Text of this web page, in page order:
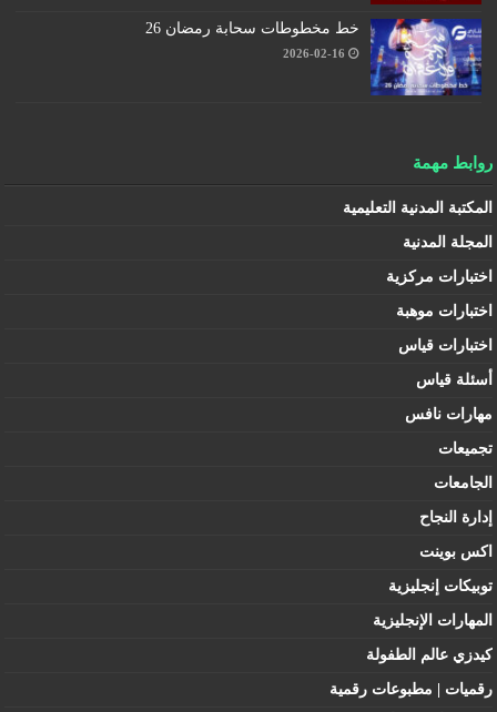
خط مخطوطات سحابة رمضان 26
2026-02-16
روابط مهمة
المكتبة المدنية التعليمية
المجلة المدنية
اختبارات مركزية
اختبارات موهبة
اختبارات قياس
أسئلة قياس
مهارات نافس
تجميعات
الجامعات
إدارة النجاح
اكس بوينت
توبيكات إنجليزية
المهارات الإنجليزية
كيدزي عالم الطفولة
رقميات | مطبوعات رقمية